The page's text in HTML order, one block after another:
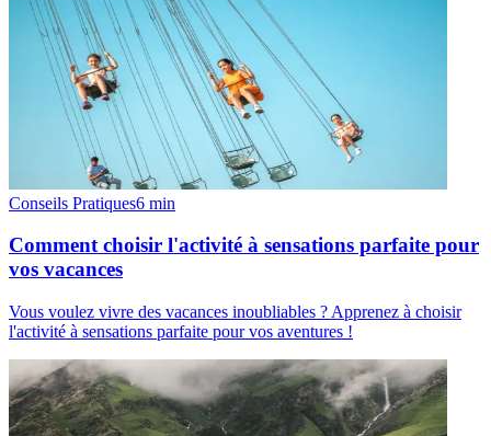
Conseils Pratiques6 min
Comment choisir l'activité à sensations parfaite pour
vos vacances
Vous voulez vivre des vacances inoubliables ? Apprenez à choisir
l'activité à sensations parfaite pour vos aventures !